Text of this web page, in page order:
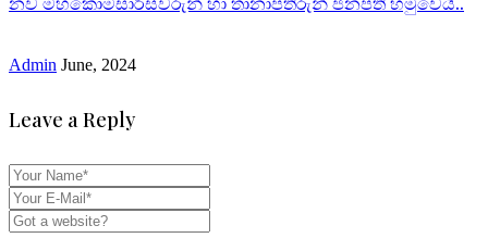
Admin June, 2024
Leave a Reply